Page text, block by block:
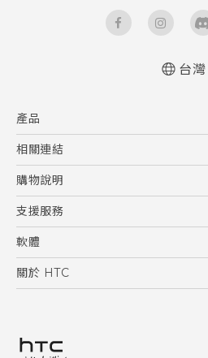
台灣
產品
5G
智慧型手機
配件
相關連結
HTC Research
購物說明
購物須知
訂單管理
付款方式
支援服務
到府收送維修服務
服務中心資訊
客戶服務佈告欄
軟體
應用程式
HTC Sync Manager
關於 HTC
投資人